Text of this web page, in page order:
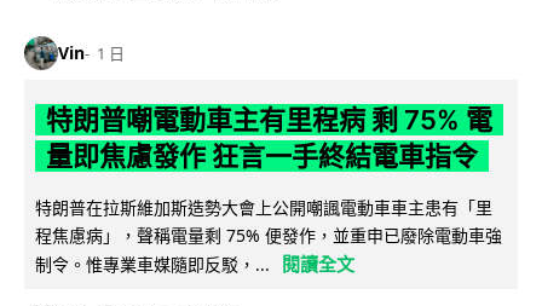
Vin 1 日
特朗普嘲電動車主有里程病 剩 75% 電
量即焦慮發作 狂言一手終結電車指令
特朗普在拉斯維加斯造勢大會上公開嘲諷電動車車主患有「里
程焦慮病」，聲稱電量剩 75% 便發作，並重申已廢除電動車強
制令。惟專業車媒隨即反駁，...
閱讀全文